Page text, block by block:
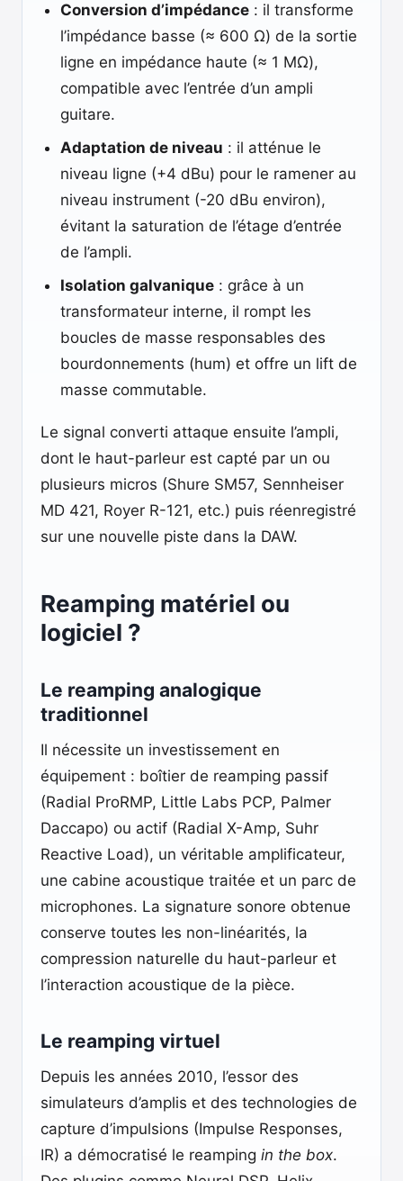
Conversion d’impédance : il transforme
l’impédance basse (≈ 600 Ω) de la sortie
ligne en impédance haute (≈ 1 MΩ),
compatible avec l’entrée d’un ampli
guitare.
Adaptation de niveau : il atténue le
niveau ligne (+4 dBu) pour le ramener au
niveau instrument (-20 dBu environ),
évitant la saturation de l’étage d’entrée
de l’ampli.
Isolation galvanique : grâce à un
transformateur interne, il rompt les
boucles de masse responsables des
bourdonnements (hum) et offre un lift de
masse commutable.
Le signal converti attaque ensuite l’ampli,
dont le haut-parleur est capté par un ou
plusieurs micros (Shure SM57, Sennheiser
MD 421, Royer R-121, etc.) puis réenregistré
sur une nouvelle piste dans la DAW.
Reamping matériel ou
logiciel ?
Le reamping analogique
traditionnel
Il nécessite un investissement en
équipement : boîtier de reamping passif
(Radial ProRMP, Little Labs PCP, Palmer
Daccapo) ou actif (Radial X-Amp, Suhr
Reactive Load), un véritable amplificateur,
une cabine acoustique traitée et un parc de
microphones. La signature sonore obtenue
conserve toutes les non-linéarités, la
compression naturelle du haut-parleur et
l’interaction acoustique de la pièce.
Le reamping virtuel
Depuis les années 2010, l’essor des
simulateurs d’amplis et des technologies de
capture d’impulsions (Impulse Responses,
IR) a démocratisé le reamping in the box.